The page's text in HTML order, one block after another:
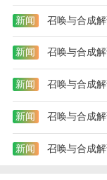
新闻
新闻
新闻
新闻
新闻